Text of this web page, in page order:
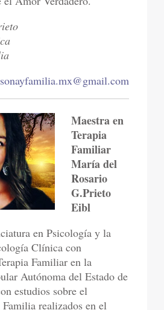
Maestra en
Terapia
Familiar
María del
Rosario
G.Prieto
Eibl
en Psicología y la
Clínica con
Familiar en la
Autónoma del Estado de
estudios sobre el
realizados en el